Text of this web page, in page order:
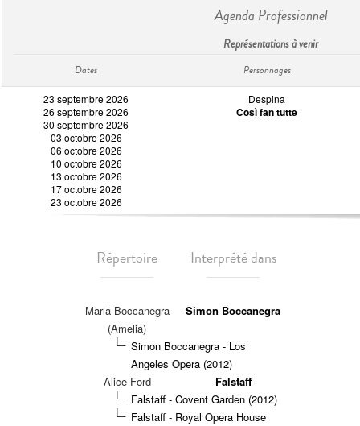
Agenda Professionnel
Représentations à venir
Dates Personnages
23 septembre 2026
26 septembre 2026
30 septembre 2026
03 octobre 2026
06 octobre 2026
10 octobre 2026
13 octobre 2026
17 octobre 2026
23 octobre 2026
Despina
Così fan tutte
Répertoire Interprété dans
Maria Boccanegra
(Amelia)
Simon Boccanegra
Simon Boccanegra - Los
Angeles Opera (2012)
Alice Ford
Falstaff
Falstaff - Covent Garden (2012)
Falstaff - Royal Opera House